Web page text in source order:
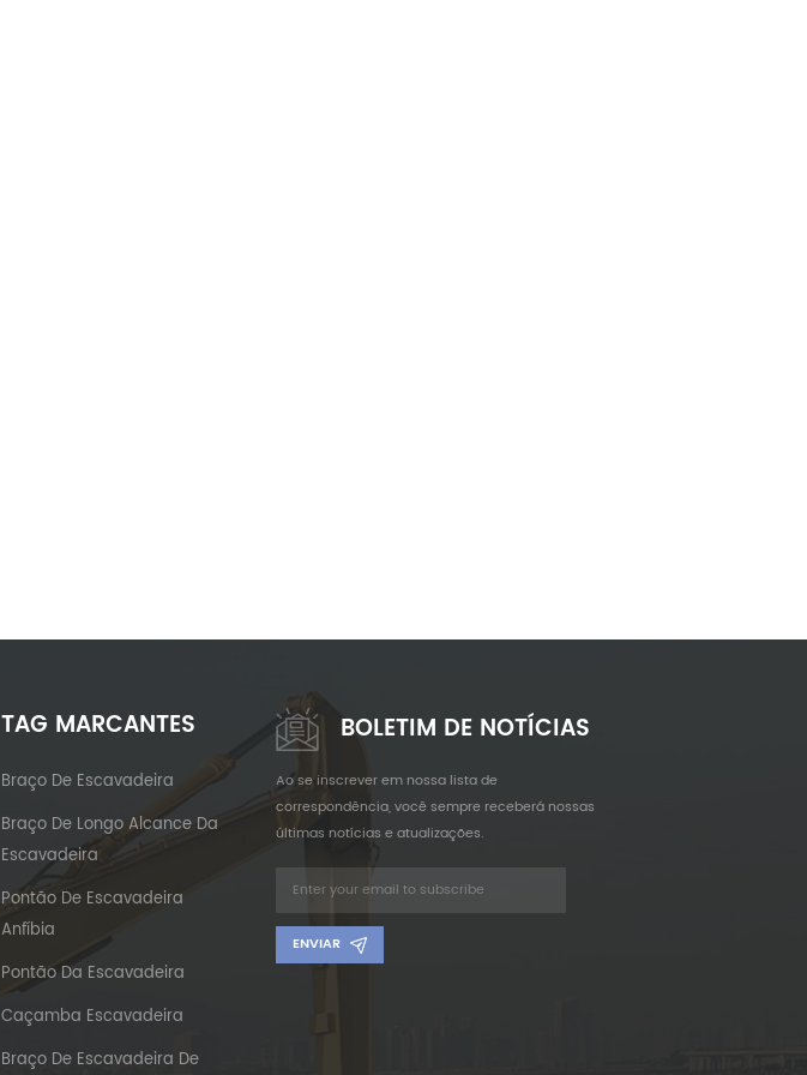
TAG MARCANTES
Braço De Escavadeira
Braço De Longo Alcance Da
Escavadeira
Pontão De Escavadeira
Anfíbia
Pontão Da Escavadeira
Caçamba Escavadeira
Braço De Escavadeira De
BOLETIM DE NOTÍCIAS
Ao se inscrever em nossa lista de
correspondência, você sempre receberá nossas
últimas notícias e atualizações.
ENVIAR